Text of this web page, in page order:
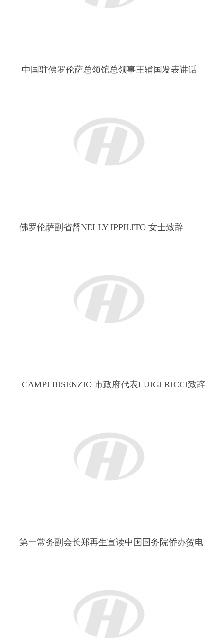
CAMPI BISENZIO 市政府代表LUIGI RICCI致辞
第一常务副会长郑再生宣读中国国务院侨办贺电
对外联络总监林长荣宣读国内外发来的贺电
理事长吴齐忠宣读会长团名单